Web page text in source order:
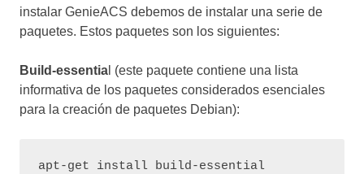
instalar GenieACS debemos de instalar una serie de
paquetes. Estos paquetes son los siguientes:
Build-essentia l (este paquete contiene una lista
informativa de los paquetes considerados esenciales
para la creación de paquetes Debian):
apt-get install build-essential